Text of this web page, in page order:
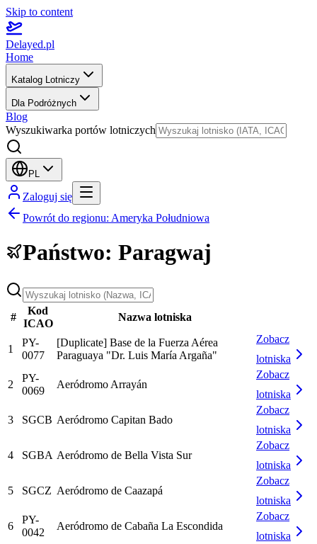
Skip to content
Delayed.pl
Home
Katalog Lotniczy
Dla Podróżnych
Blog
Wyszukiwarka portów lotniczych
PL
Zaloguj się
Powrót do regionu: Ameryka Południowa
Państwo: Paragwaj
#
Kod
ICAO
Nazwa lotniska
1
PY-
0077
[Duplicate] Base de la Fuerza Aérea
Paraguaya "Dr. Luis María Argaña"
Zobacz
lotniska
2
PY-
0069
Aeródromo Arrayán
Zobacz
lotniska
3 SGCB Aeródromo Capitan Bado
Zobacz
lotniska
4 SGBA Aeródromo de Bella Vista Sur
Zobacz
lotniska
5 SGCZ Aeródromo de Caazapá
Zobacz
lotniska
6
PY-
0042
Aeródromo de Cabaña La Escondida
Zobacz
lotniska